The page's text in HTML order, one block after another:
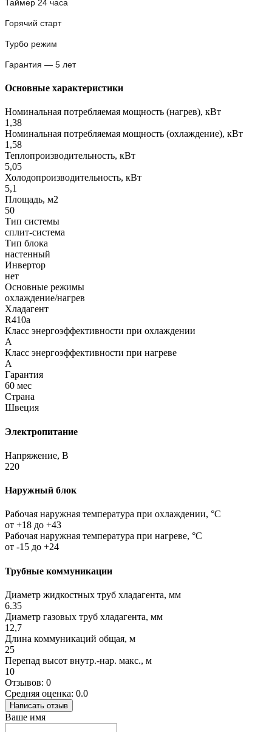
Таймер 24 часа
Горячий старт
Турбо режим
Гарантия — 5 лет
Основные характеристики
Номинальная потребляемая мощность (нагрев), кВт
1,38
Номинальная потребляемая мощность (охлаждение), кВт
1,58
Теплопроизводительность, кВт
5,05
Холодопроизводительность, кВт
5,1
Площадь, м2
50
Тип системы
сплит-система
Тип блока
настенный
Инвертор
нет
Основные режимы
охлаждение/нагрев
Хладагент
R410a
Класс энергоэффективности при охлаждении
A
Класс энергоэффективности при нагреве
A
Гарантия
60 мес
Страна
Швеция
Электропитание
Напряжение, В
220
Наружный блок
Рабочая наружная температура при охлаждении, °C
от +18 до +43
Рабочая наружная температура при нагреве, °C
от -15 до +24
Трубные коммуникации
Диаметр жидкостных труб хладагента, мм
6.35
Диаметр газовых труб хладагента, мм
12,7
Длина коммуникаций общая, м
25
Перепад высот внутр.-нар. макс., м
10
Отзывов: 0
Средняя оценка: 0.0
Написать отзыв
Ваше имя